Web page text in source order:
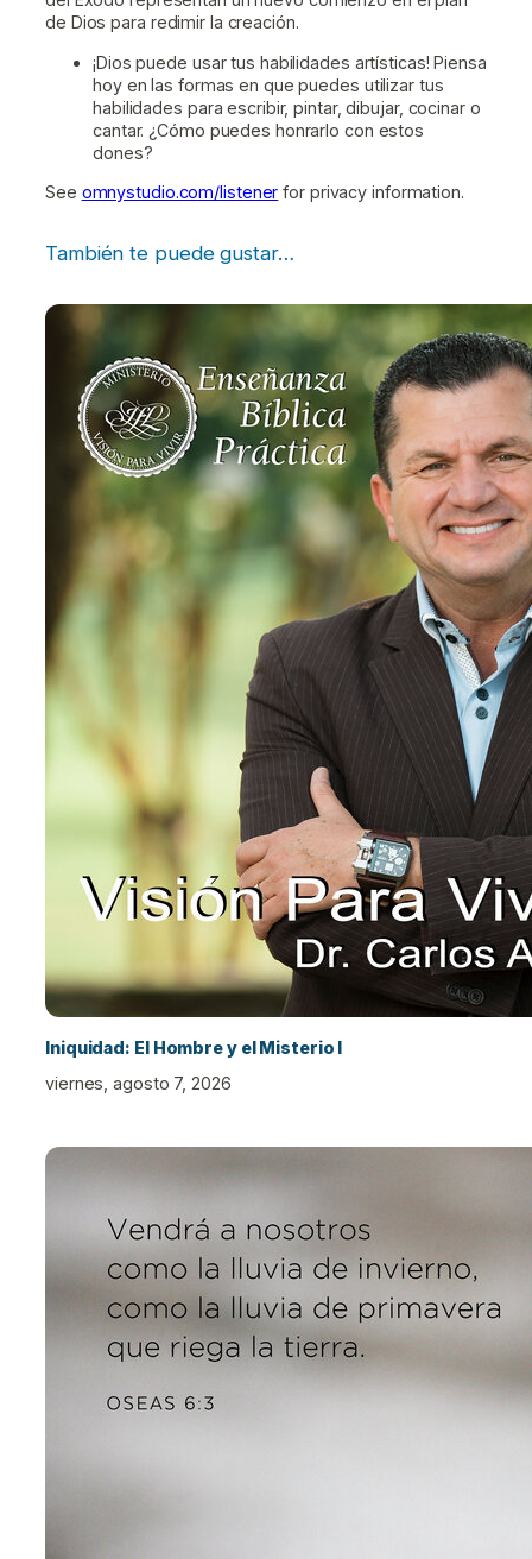
de Dios para redimir la creación.
¡Dios puede usar tus habilidades artísticas! Piensa
hoy en las formas en que puedes utilizar tus
habilidades para escribir, pintar, dibujar, cocinar o
cantar. ¿Cómo puedes honrarlo con estos
dones?
See omnystudio.com/listener for privacy information.
También te puede gustar…
Iniquidad: El Hombre y el Misterio I
viernes, agosto 7, 2026